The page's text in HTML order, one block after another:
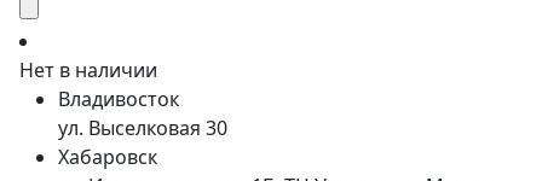
Нет в наличии
Владивосток
ул. Выселковая 30
Хабаровск